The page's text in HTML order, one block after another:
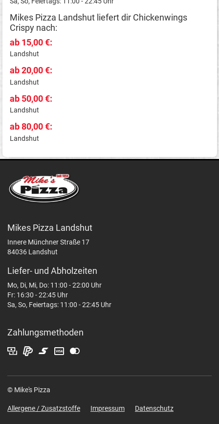
Mikes Pizza Landshut liefert dir Chickenwings
Crispy nach:
ab 15,00 €:
Landshut
ab 20,00 €:
Landshut
ab 50,00 €:
Landshut
ab 80,00 €:
Landshut
Mikes Pizza Landshut
Innere Münchner Straße 17
84036 Landshut
Liefer- und Abholzeiten
Mo, Di, Mi, Do: 11:00 - 22:00 Uhr
Fr: 16:30 - 22:45 Uhr
Sa, So, Feiertags: 11:00 - 22:45 Uhr
Zahlungsmethoden
© Mike's Pizza
Allergene / Zusatzstoffe Impressum Datenschutz